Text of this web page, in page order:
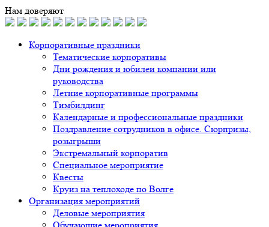
Нам доверяют
Корпоративные праздники
Тематические корпоративы
Дни рождения и юбилеи компании или
руководства
Летние корпоративные программы
Тимбилдинг
Календарные и профессиональные праздники
Поздравление сотрудников в офисе. Сюрпризы,
розыгрыши
Экстремальный корпоратив
Специальное мероприятие
Квесты
Круиз на теплоходе по Волге
Организация мероприятий
Деловые мероприятия